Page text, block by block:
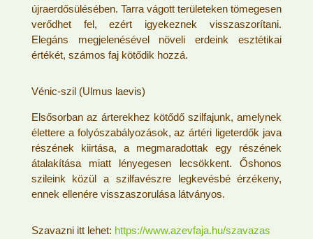
újraerdősülésében. Tarra vágott területeken tömegesen
verődhet fel, ezért igyekeznek visszaszorítani.
Elegáns megjelenésével növeli erdeink esztétikai
értékét, számos faj kötődik hozzá.
Vénic-szil (Ulmus laevis)
Elsősorban az árterekhez kötődő szilfajunk, amelynek
élettere a folyószabályozások, az ártéri ligeterdők java
részének kiirtása, a megmaradottak egy részének
átalakítása miatt lényegesen lecsökkent. Őshonos
szileink közül a szilfavészre legkevésbé érzékeny,
ennek ellenére visszaszorulása látványos.
Szavazni itt lehet: https://www.azevfaja.hu/szavazas